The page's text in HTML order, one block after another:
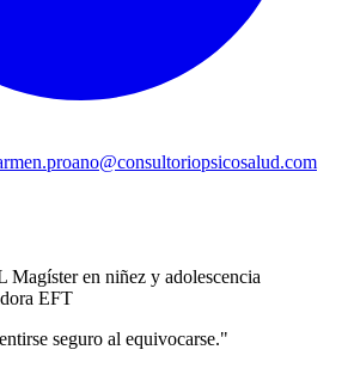
Magíster en niñez y adolescencia
EFT
seguro al equivocarse."